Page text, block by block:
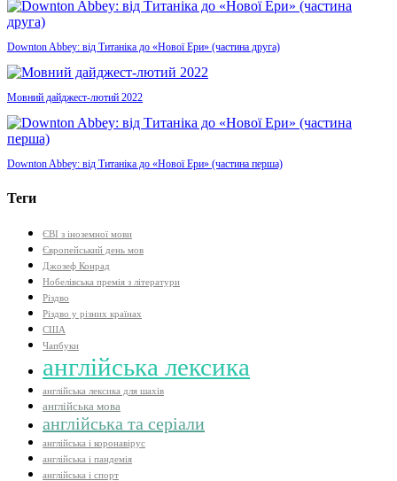
Downton Abbey: від Титаніка до «Нової Ери» (частина друга)
Мовний дайджест-лютий 2022
Downton Abbey: від Титаніка до «Нової Ери» (частина перша)
Теги
ЄВІ з іноземної мови
Європейський день мов
Джозеф Конрад
Нобелівська премія з літератури
Різдво
Різдво у різних країнах
США
Чапбуки
англійська лексика
англійська лексика для шахів
англійська мова
англійська та серіали
англійська і коронавірус
англійська і пандемія
англійська і спорт